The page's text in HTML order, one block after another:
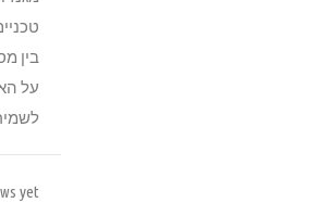
טכניים:
בין
על
yet.